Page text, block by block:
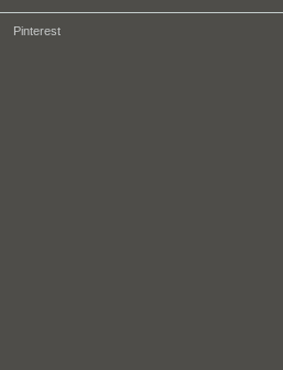
Pinterest